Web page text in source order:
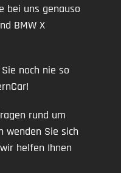
bei uns genauso
BMW X
noch nie so
rund um
wenden Sie sich
helfen Ihnen